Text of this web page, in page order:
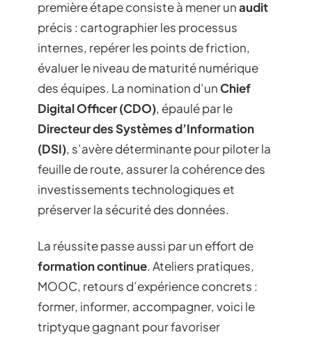
première étape consiste à mener unaudit
précis : cartographier les processus
internes, repérer les points de friction,
évaluer le niveau de maturité numérique
des équipes. La nomination d’unChief
Digital Officer (CDO), épaulé par le
Directeur des Systèmes d’Information
(DSI), s’avère déterminante pour piloter la
feuille de route, assurer la cohérence des
investissements technologiques et
préserver la sécurité des données.
La réussite passe aussi par un effort de
formation continue. Ateliers pratiques,
MOOC, retours d’expérience concrets :
former, informer, accompagner, voici le
triptyque gagnant pour favoriser